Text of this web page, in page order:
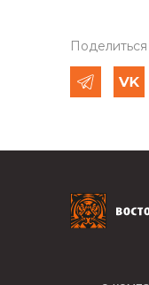
Поделиться